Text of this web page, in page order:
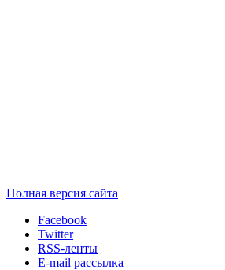
Полная версия сайта
Facebook
Twitter
RSS-ленты
E-mail рассылка